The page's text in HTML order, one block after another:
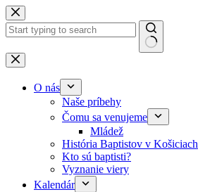
Skip to content
No results
O nás
Naše príbehy
Čomu sa venujeme
Mládež
História Baptistov v Košiciach
Kto sú baptisti?
Vyznanie viery
Kalendár